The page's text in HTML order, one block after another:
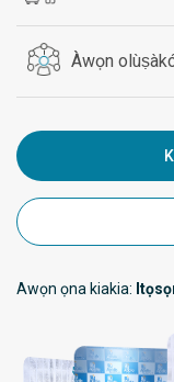
Àwọn
Awọn ọna kiakia: